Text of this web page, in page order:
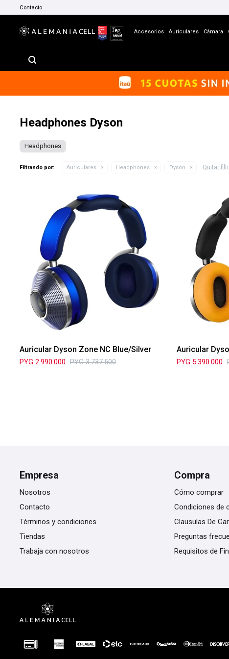
Accesorios Auriculares Cámara
Contacto
Headphones Dyson
Headphones
Filtrando por: Auriculares Headphones Dyson Quitar
Auricular Dyson Zone NC Blue/Silver
PYG 2.990.000 PYG 3.737.500
Auricular
PYG 5.390.000
Empresa
Nosotros
Contacto
Términos y condiciones
Tiendas
Trabaja con nosotros
Compra
Cómo comprar
Condiciones de
Clausulas De
Preguntas
Requisitos de